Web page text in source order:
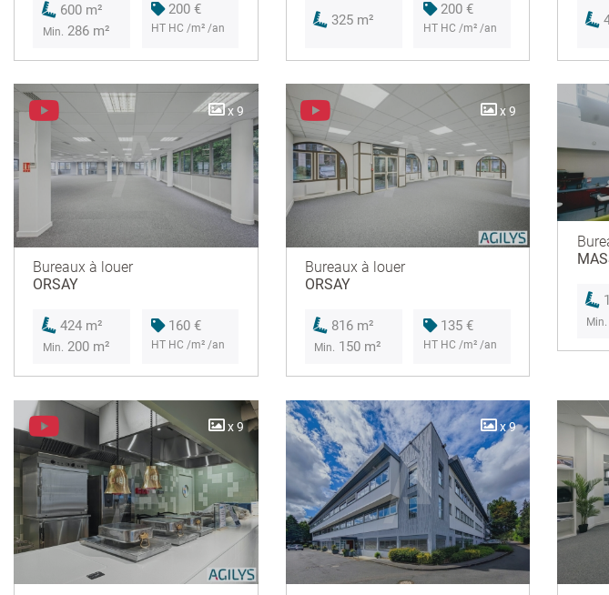
600 m²
Min. 286 m²
200 €
HT HC /m² /an 325 m²
200 €
HT HC /m² /an
x 9
Bureaux à louer
ORSAY
424 m²
Min. 200 m²
160 €
HT HC /m² /an
x 9
Bureaux à louer
ORSAY
816 m²
Min. 150 m²
135 €
HT HC /m² /an
Min.
x 9 x 9